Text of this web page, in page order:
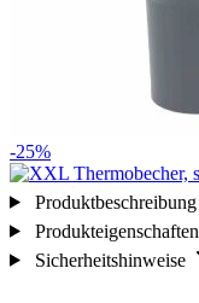
-25%
Produktbeschreibung
Produkteigenschaften
Sicherheitshinweise